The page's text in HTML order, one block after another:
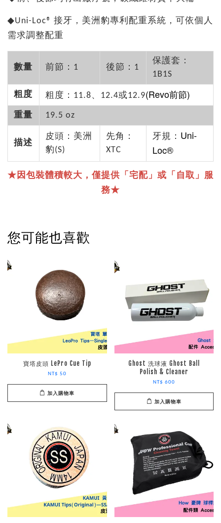
◆Uni-Loc® 接牙，美洲豹專利配重系統，可依個人
需求調整配重
數量 前節：1 後節：1
保護套：
1B1S
粗度 粗度：11.8、12.4或12.9(Revo前節)
重量 19.5 oz
描述
皮頭：美洲
豹(S)
先角：
XTC
牙規： Uni-
Loc®
★因包裝體積較大，僅提供「宅配」或「自取」服
務★
您可能也喜歡
寶塔皮頭 LePro Cue Tip
NT$ 50
加入購物車
Ghost 洗球液 Ghost Ball
Polish & Cleaner
NT$ 600
加入購物車